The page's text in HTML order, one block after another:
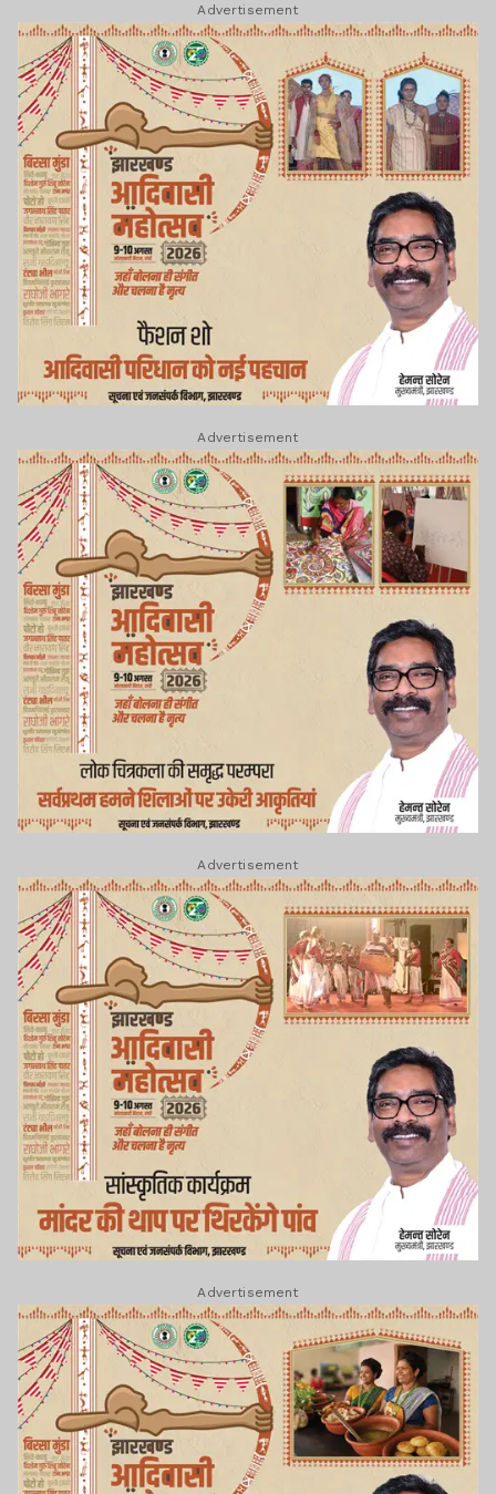
Advertisement
Advertisement
Advertisement
Advertisement